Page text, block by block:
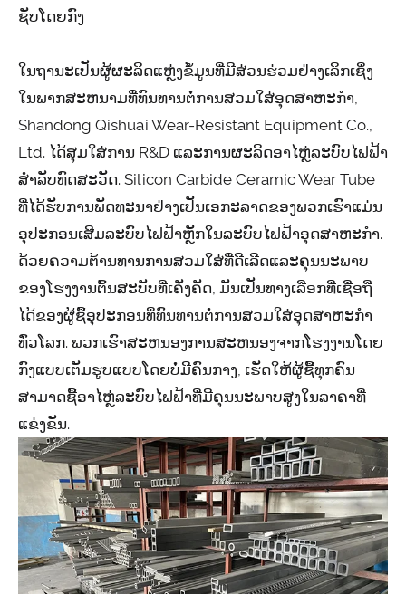
ຊັບໂດຍກົງ
ໃນຖານະເປັນຜູ້ຜະລິດແຫຼ່ງຂໍ້ມູນທີ່ມີສ່ວນຮ່ວມຢ່າງເລິກເຊິ່ງ
ໃນພາກສະຫນາມທີ່ທົນທານຕໍ່ການສວມໃສ່ອຸດສາຫະກໍາ,
Shandong Qishuai Wear-Resistant Equipment Co.,
Ltd. ໄດ້ສຸມໃສ່ການ R&D ແລະການຜະລິດອາໄຫຼ່ລະບົບໄຟຟ້າ
ສໍາລັບທົດສະວັດ. Silicon Carbide Ceramic Wear Tube
ທີ່ໄດ້ຮັບການພັດທະນາຢ່າງເປັນເອກະລາດຂອງພວກເຮົາແມ່ນ
ອຸປະກອນເສີມລະບົບໄຟຟ້າຫຼັກໃນລະບົບໄຟຟ້າອຸດສາຫະກໍາ.
ດ້ວຍຄວາມຕ້ານທານການສວມໃສ່ທີ່ດີເລີດແລະຄຸນນະພາບ
ຂອງໂຮງງານຕົ້ນສະບັບທີ່ເຄັ່ງຄັດ, ມັນເປັນທາງເລືອກທີ່ເຊື່ອຖື
ໄດ້ຂອງຜູ້ຊື້ອຸປະກອນທີ່ທົນທານຕໍ່ການສວມໃສ່ອຸດສາຫະກໍາ
ທົ່ວໂລກ. ພວກເຮົາສະຫນອງການສະຫນອງຈາກໂຮງງານໂດຍ
ກົງແບບເຕັມຮູບແບບໂດຍບໍ່ມີຄົນກາງ, ເຮັດໃຫ້ຜູ້ຊື້ທຸກຄົນ
ສາມາດຊື້ອາໄຫຼ່ລະບົບໄຟຟ້າທີ່ມີຄຸນນະພາບສູງໃນລາຄາທີ່
ແຂ່ງຂັນ.